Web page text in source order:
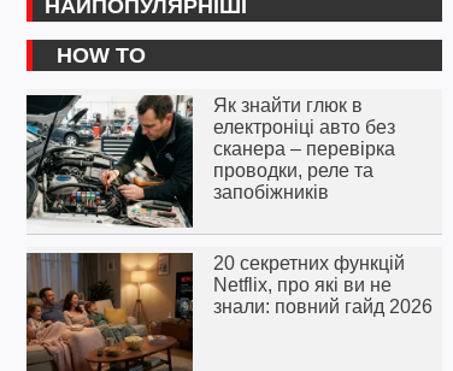
НАЙПОПУЛЯРНІШІ
HOW TO
Як знайти глюк в
електроніці авто без
сканера – перевірка
проводки, реле та
запобіжників
20 секретних функцій
Netflix, про які ви не
знали: повний гайд 2026